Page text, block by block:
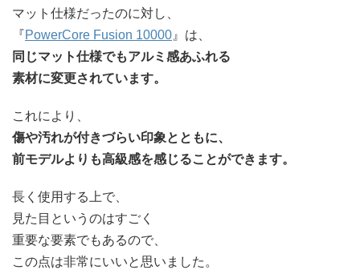
マット仕様だったのに対し、
『PowerCore Fusion 10000』は、
同じマット仕様でもアルミ感あふれる
素材に変更されています。
これにより、
傷や汚れが付きづらい印象とともに、
前モデルよりも高級感を感じることができます。
長く使用する上で、
見た目というのはすごく
重要な要素でもあるので、
この点は非常にいいと思いました。